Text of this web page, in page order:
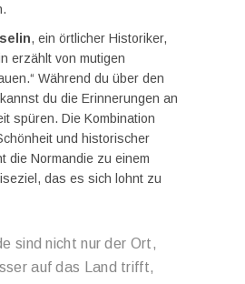
, ein örtlicher Historiker,
erzählt von mutigen
Während du über den
du die Erinnerungen an
spüren. Die Kombination
und historischer
die Normandie zu einem
das es sich lohnt zu
sind nicht nur der Ort,
auf das Land trifft,